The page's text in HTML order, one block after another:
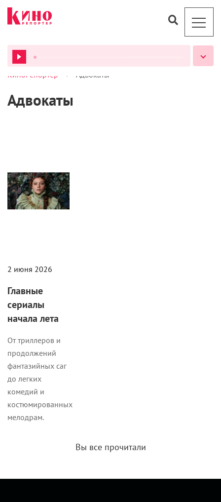
ВСЕ ПОДКАСТЫ
КиноРепортер > Адвокаты
Адвокаты
2 июня 2026
Главные
сериалы
начала лета
От триллеров и
продолжений
фантазийных саг
до легких
комедий и
костюмированных
мелодрам.
Вы все прочитали